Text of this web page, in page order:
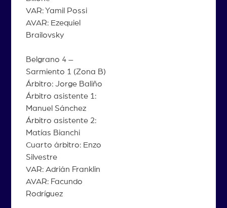
VAR: Yamil Possi
AVAR: Ezequiel
Brailovsky
Belgrano 4 –
Sarmiento 1 (Zona B)
Árbitro: Jorge Baliño
Árbitro asistente 1:
Manuel Sánchez
Árbitro asistente 2:
Matías Bianchi
Cuarto árbitro: Enzo
Silvestre
VAR: Adrián Franklin
AVAR: Facundo
Rodríguez